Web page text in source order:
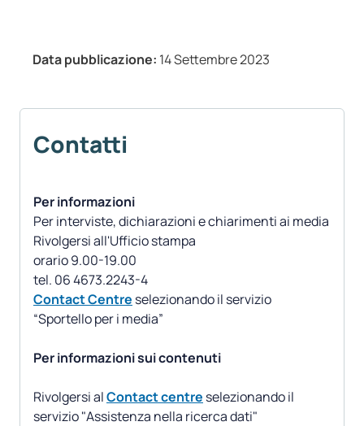
Data pubblicazione: 14 Settembre 2023
Contatti
Per informazioni
Per interviste, dichiarazioni e chiarimenti ai media
Rivolgersi all'Ufficio stampa
orario 9.00-19.00
Contact Centre selezionando il servizio
“Sportello per i media”
Per informazioni sui contenuti
Rivolgersi alContact centre selezionando il
servizio "Assistenza nella ricerca dati"